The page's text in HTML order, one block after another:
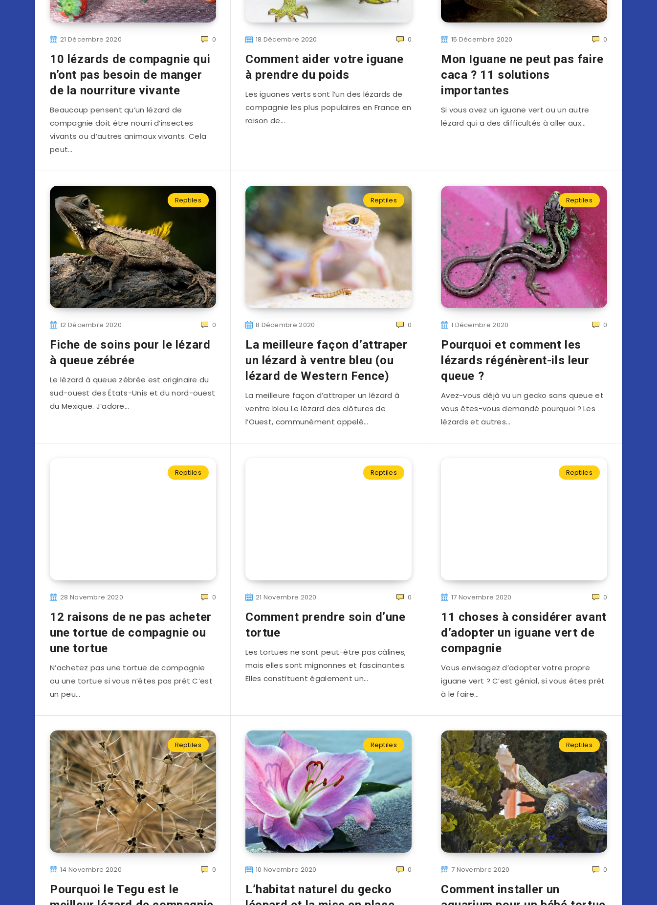
21 Décembre 2020 0
10 lézards de compagnie qui
n’ont pas besoin de manger
de la nourriture vivante
Beaucoup pensent qu’un lézard de
compagnie doit être nourri d’insectes
vivants ou d’autres animaux vivants. Cela
peut…
18 Décembre 2020 0
Comment aider votre iguane
à prendre du poids
Les iguanes verts sont l’un des lézards de
compagnie les plus populaires en France en
raison de…
15 Décembre 2020 0
Mon Iguane ne peut pas faire
caca ? 11 solutions
importantes
Si vous avez un iguane vert ou un autre
lézard qui a des difficultés à aller aux…
Reptiles
12 Décembre 2020 0
Fiche de soins pour le lézard
à queue zébrée
Le lézard à queue zébrée est originaire du
sud-ouest des États-Unis et du nord-ouest
du Mexique. J’adore…
Reptiles
8 Décembre 2020 0
La meilleure façon d’attraper
un lézard à ventre bleu (ou
lézard de Western Fence)
La meilleure façon d’attraper un lézard à
ventre bleu Le lézard des clôtures de
l’Ouest, communément appelé…
Reptiles
1 Décembre 2020 0
Pourquoi et comment les
lézards régénèrent-ils leur
queue ?
Avez-vous déjà vu un gecko sans queue et
vous êtes-vous demandé pourquoi ? Les
lézards et autres…
Reptiles
28 Novembre 2020 0
12 raisons de ne pas acheter
une tortue de compagnie ou
une tortue
N’achetez pas une tortue de compagnie
ou une tortue si vous n’êtes pas prêt C’est
un peu…
Reptiles
21 Novembre 2020 0
Comment prendre soin d’une
tortue
Les tortues ne sont peut-être pas câlines,
mais elles sont mignonnes et fascinantes.
Elles constituent également un…
Reptiles
17 Novembre 2020 0
11 choses à considérer avant
d’adopter un iguane vert de
compagnie
Vous envisagez d’adopter votre propre
iguane vert ? C’est génial, si vous êtes prêt
à le faire…
Reptiles
14 Novembre 2020 0
Pourquoi le Tegu est le
Reptiles
10 Novembre 2020 0
L’habitat naturel du gecko
Reptiles
7 Novembre 2020 0
Comment installer un